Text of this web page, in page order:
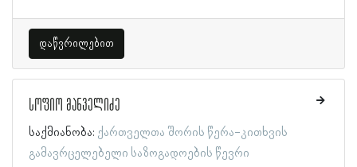
დაწვრილებით
სოფიო მანველიძე
საქმიანობა: ქართველთა შორის წერა-კითხვის
გამავრცელებელი საზოგადოების წევრი